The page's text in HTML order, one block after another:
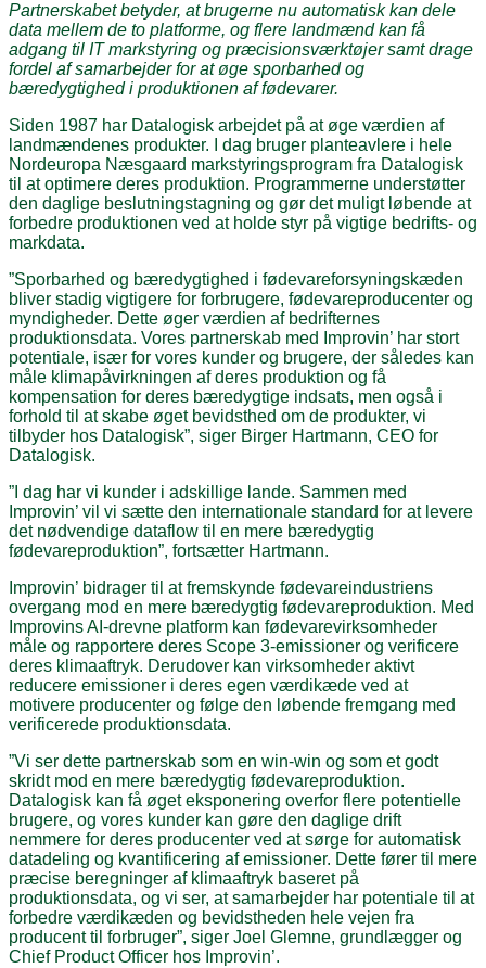
Partnerskabet betyder, at brugerne nu automatisk kan dele
data mellem de to platforme, og flere landmænd kan få
adgang til IT markstyring og præcisionsværktøjer samt drage
fordel af samarbejder for at øge sporbarhed og
bæredygtighed i produktionen af fødevarer.
Siden 1987 har Datalogisk arbejdet på at øge værdien af
landmændenes produkter. I dag bruger planteavlere i hele
Nordeuropa Næsgaard markstyringsprogram fra Datalogisk
til at optimere deres produktion. Programmerne understøtter
den daglige beslutningstagning og gør det muligt løbende at
forbedre produktionen ved at holde styr på vigtige bedrifts- og
markdata.
”Sporbarhed og bæredygtighed i fødevareforsyningskæden
bliver stadig vigtigere for forbrugere, fødevareproducenter og
myndigheder. Dette øger værdien af bedrifternes
produktionsdata. Vores partnerskab med Improvin’ har stort
potentiale, især for vores kunder og brugere, der således kan
måle klimapåvirkningen af deres produktion og få
kompensation for deres bæredygtige indsats, men også i
forhold til at skabe øget bevidsthed om de produkter, vi
tilbyder hos Datalogisk”, siger Birger Hartmann, CEO for
Datalogisk.
”I dag har vi kunder i adskillige lande. Sammen med
Improvin’ vil vi sætte den internationale standard for at levere
det nødvendige dataflow til en mere bæredygtig
fødevareproduktion”, fortsætter Hartmann.
Improvin’ bidrager til at fremskynde fødevareindustriens
overgang mod en mere bæredygtig fødevareproduktion. Med
Improvins AI-drevne platform kan fødevarevirksomheder
måle og rapportere deres Scope 3-emissioner og verificere
deres klimaaftryk. Derudover kan virksomheder aktivt
reducere emissioner i deres egen værdikæde ved at
motivere producenter og følge den løbende fremgang med
verificerede produktionsdata.
”Vi ser dette partnerskab som en win-win og som et godt
skridt mod en mere bæredygtig fødevareproduktion.
Datalogisk kan få øget eksponering overfor flere potentielle
brugere, og vores kunder kan gøre den daglige drift
nemmere for deres producenter ved at sørge for automatisk
datadeling og kvantificering af emissioner. Dette fører til mere
præcise beregninger af klimaaftryk baseret på
produktionsdata, og vi ser, at samarbejder har potentiale til at
forbedre værdikæden og bevidstheden hele vejen fra
producent til forbruger”, siger Joel Glemne, grundlægger og
Chief Product Officer hos Improvin’.